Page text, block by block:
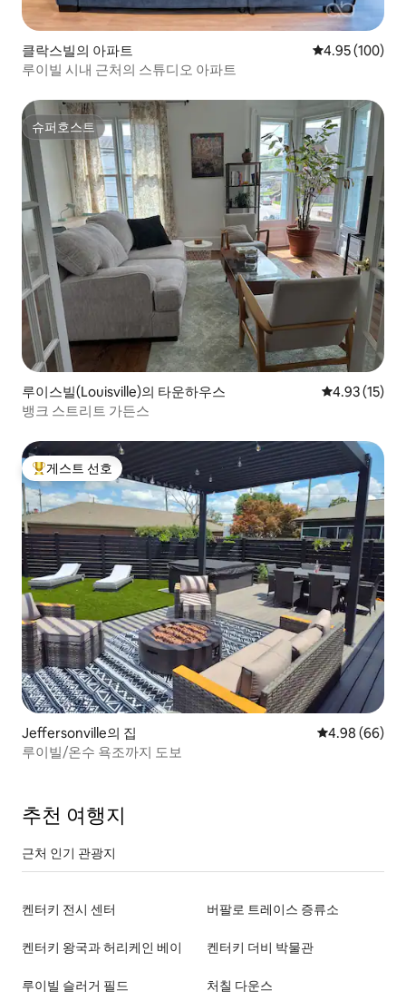
클락스빌의 아파트 평점 4.95점(5
4.95 (100)
루이빌 시내 근처의 스튜디오 아파트
슈퍼호스트
슈퍼호스트
루이스빌(Louisville)의 타운하우스 평점 4.93점
4.93 (15)
뱅크 스트리트 가든스
상위 게스트 선호
게스트 선호
Jeffersonville의 집 평점 4.98점(5
4.98 (66)
루이빌/온수 욕조까지 도보
추천 여행지
근처 인기 관광지
켄터키 전시 센터 버팔로 트레이스 증류소
켄터키 왕국과 허리케인 베이 켄터키 더비 박물관
루이빌 슬러거 필드 처칠 다운스